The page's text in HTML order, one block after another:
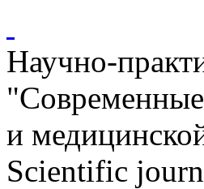
Научно-
и
Scientific